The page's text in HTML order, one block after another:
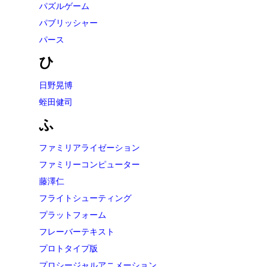
パズルゲーム
パブリッシャー
パース
ひ
日野晃博
蛭田健司
ふ
ファミリアライゼーション
ファミリーコンピューター
藤澤仁
フライトシューティング
プラットフォーム
フレーバーテキスト
プロトタイプ版
プロシージャルアニメーション